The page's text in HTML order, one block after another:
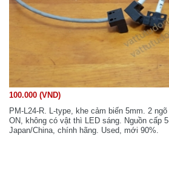
100.000 (VND)
PM-L24-R. L-type, khe cảm biến 5mm. 2
ON, không có vật thì LED sáng. Nguồn cấp
Japan/China, chính hãng. Used, mới 90%.